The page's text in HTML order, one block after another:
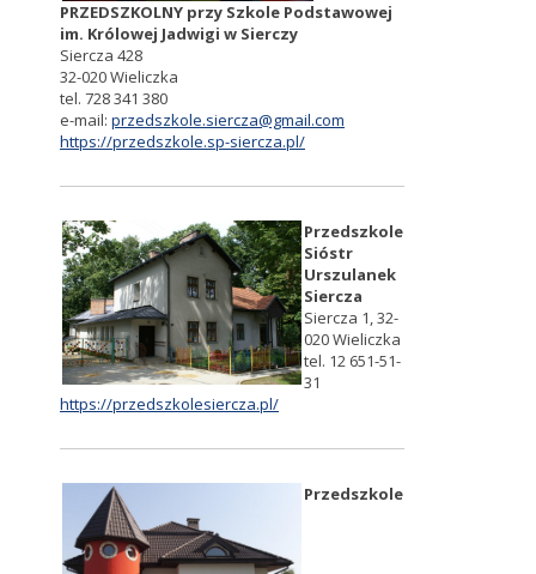
PRZEDSZKOLNY przy Szkole Podstawowej
im. Królowej Jadwigi w Sierczy
Siercza 428
32-020 Wieliczka
tel. 728 341 380
e-mail: przedszkole.siercza@gmail.com
https://przedszkole.sp-siercza.pl/
Przedszkole
Sióstr
Urszulanek
Siercza
Siercza 1, 32-
020 Wieliczka
tel. 12 651-51-
31
https://przedszkolesiercza.pl/
Przedszkole